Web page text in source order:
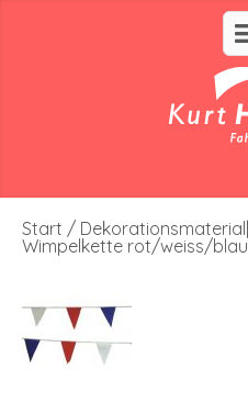
Start /
Wimpelkette rot/weiss/blau